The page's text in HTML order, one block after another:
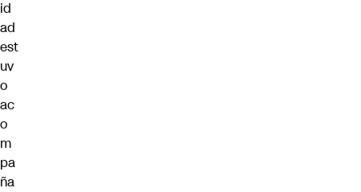
id
ad
est
uv
o
ac
o
m
pa
ña